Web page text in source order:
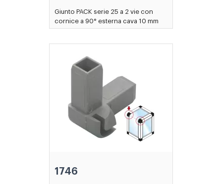
Giunto PACK serie 25 a 2 vie con
cornice a 90° esterna cava 10 mm
1746